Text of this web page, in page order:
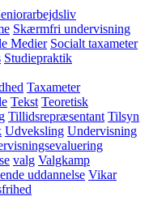
Skærmfri undervisning
Medier Socialt taxameter
Studiepraktik
Taxameter
Tekst Teoretisk
Tillidsrepræsentant Tilsyn
Udveksling Undervisning
valg Valgkamp
uddannelse Vikar